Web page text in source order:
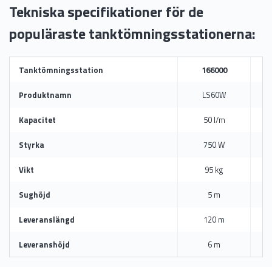
Tekniska specifikationer för de
populäraste tanktömningsstationerna:
Tanktömningsstation 166000
Produktnamn LS60W
Kapacitet 50 l/m
Styrka 750 W
Vikt 95 kg
Sughöjd 5 m
Leveranslängd 120 m
Leveranshöjd 6 m